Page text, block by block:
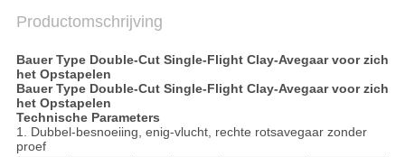
Productomschrijving
Bauer Type Double-Cut Single-Flight Clay-Avegaar voor zich
het Opstapelen
Bauer Type Double-Cut Single-Flight Clay-Avegaar voor zich
het Opstapelen
Technische Parameters
1. Dubbel-besnoeiing, enig-vlucht, rechte rotsavegaar zonder
proef